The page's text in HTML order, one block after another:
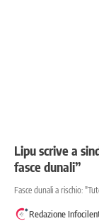
Lipu scrive a
fasce dunali”
Fasce dunali a rischio:
Redazione